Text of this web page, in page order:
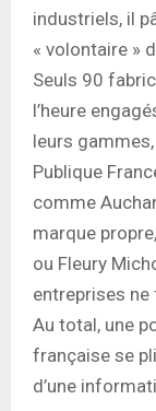
industriels, il
« volontaire »
Seuls 90
l’heure
leurs
Publique
comme
marque
ou Fleury
entreprises ne
Au total, une
française se
d’une